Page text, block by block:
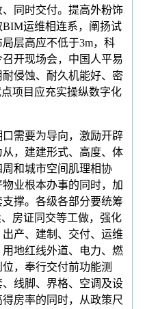
同时交付。提高外粉饰
运维相连系，阐扬试
层高应不低于3m，科
开现场会，中国人平易
侵蚀、耐久机能好、密
项目应充实操纵数字化
需要为导向，激励开辟
，建建形式、高度、体
和城市空间肌理相协
业根本办事的同时，加
撑。各级各部分要统筹
房证同交等工做，强化
产、建制、交付、运维
地红线外道、电力、燃
，奉行交付前功能测
线脚、界格、空调及设
房率的同时，从政策尺